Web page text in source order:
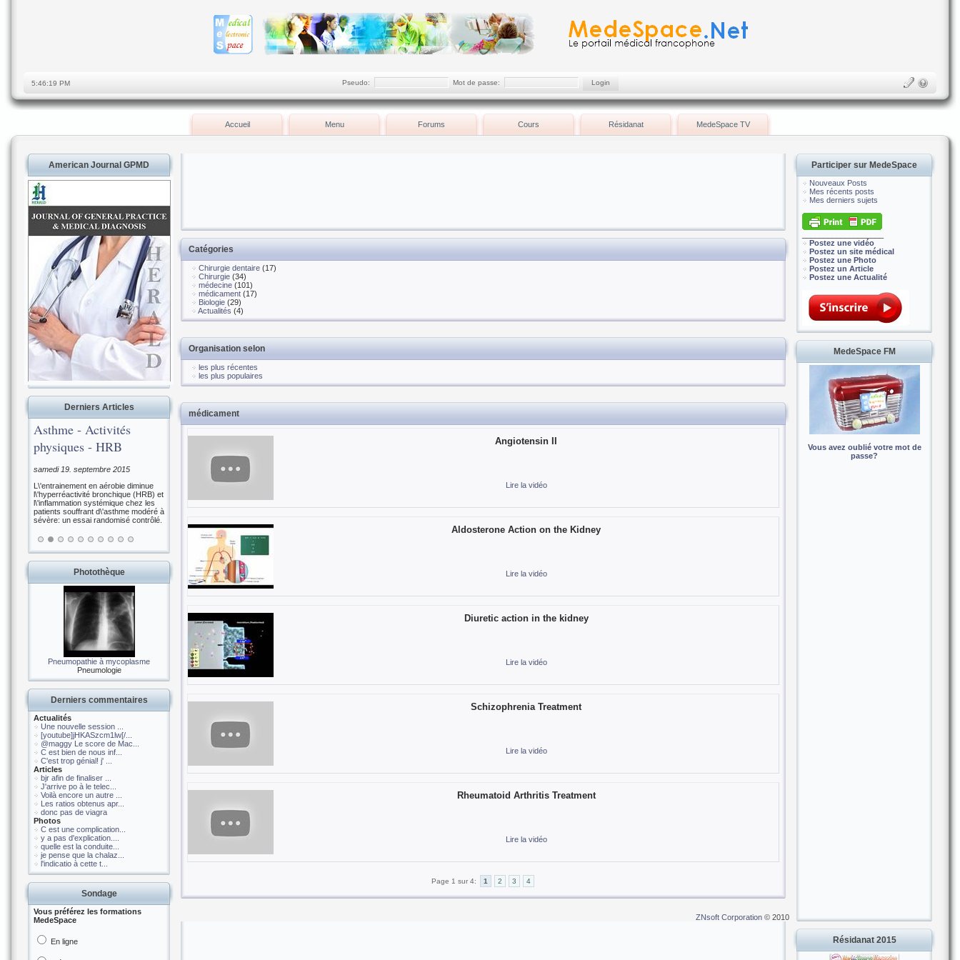
Pseudo: Mot de passe:
Accueil Menu Forums Cours Résidanat MedeSpace TV
American Journal GPMD
Derniers Articles
Asthme - Activités
physiques - HRB
samedi 19. septembre 2015
L\'entrainement en aérobie diminue
l\'hyperréactivité bronchique (HRB) et
l\'inflammation systémique chez les
patients souffrant d\'asthme modéré à
sévère: un essai randomisé contrôlé.
Photothèque
Pneumopathie à mycoplasme
Pneumologie
Derniers commentaires
Actualités
Une nouvelle session ...
[youtube]jHKASzcm1lw[/...
@maggy Le score de Mac...
C est bien de nous inf...
C'est trop génial! j' ...
Articles
bjr afin de finaliser ...
J'arrive po à le telec...
Voilà encore un autre ...
Les ratios obtenus apr...
donc pas de viagra
Photos
C est une complication...
y a pas d'explication....
quelle est la conduite...
je pense que la chalaz...
l'indicatio à cette t...
Sondage
Vous préférez les formations
MedeSpace
En ligne
Catégories
Chirurgie dentaire (17)
Chirurgie (34)
médecine (101)
médicament (17)
Biologie (29)
Actualités (4)
Organisation selon
les plus récentes
les plus populaires
médicament
Angiotensin II
Lire la vidéo
Aldosterone Action on the Kidney
Lire la vidéo
Diuretic action in the kidney
Lire la vidéo
Schizophrenia Treatment
Lire la vidéo
Rheumatoid Arthritis Treatment
Lire la vidéo
Page 1 sur 4: 1 2 3 4
ZNsoft Corporation © 2010
Participer sur MedeSpace
Nouveaux Posts
Mes récents posts
Mes derniers sujets
Postez une vidéo
Postez un site médical
Postez une Photo
Postez un Article
Postez une Actualité
MedeSpace FM
Vous avez oublié votre mot de
passe?
Résidanat 2015